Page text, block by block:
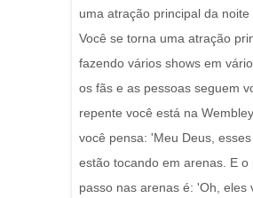
uma atração principal da noite
Você se torna uma atração
fazendo vários shows em
os fãs e as pessoas seguem
repente você está na
você pensa: 'Meu Deus,
estão tocando em arenas. E o
passo nas arenas é: 'Oh, eles